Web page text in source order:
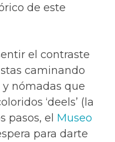
de este
el contraste
caminando
nómadas que
‘deels’ (la
pasos, el Museo
para darte